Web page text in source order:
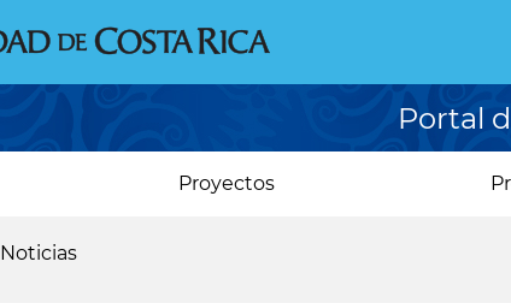
Portal
Proyectos
Noticias